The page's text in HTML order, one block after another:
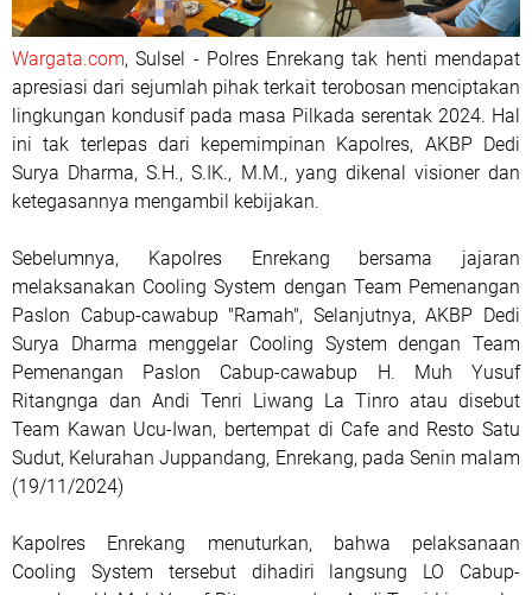
Wargata.com, Sulsel - Polres Enrekang tak henti mendapat
apresiasi dari sejumlah pihak terkait terobosan menciptakan
lingkungan kondusif pada masa Pilkada serentak 2024. Hal
ini tak terlepas dari kepemimpinan Kapolres, AKBP Dedi
Surya Dharma, S.H., S.IK., M.M., yang dikenal visioner dan
ketegasannya mengambil kebijakan.
Sebelumnya, Kapolres Enrekang bersama jajaran
melaksanakan Cooling System dengan Team Pemenangan
Paslon Cabup-cawabup "Ramah", Selanjutnya, AKBP Dedi
Surya Dharma menggelar Cooling System dengan Team
Pemenangan Paslon Cabup-cawabup H. Muh Yusuf
Ritangnga dan Andi Tenri Liwang La Tinro atau disebut
Team Kawan Ucu-Iwan, bertempat di Cafe and Resto Satu
Sudut, Kelurahan Juppandang, Enrekang, pada Senin malam
(19/11/2024)
Kapolres Enrekang menuturkan, bahwa pelaksanaan
Cooling System tersebut dihadiri langsung LO Cabup-